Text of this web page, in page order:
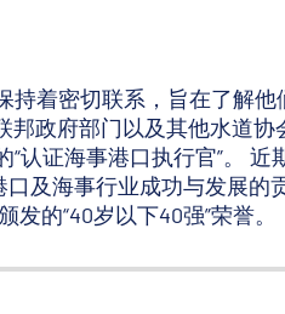
着密切联系，旨在了解
政府部门以及其他水道
认证海事港口执行官”。 近
口及海事行业成功与发展
的“40岁以下40强”荣誉。